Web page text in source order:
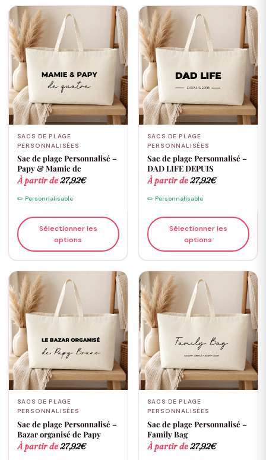
SACS DE PLAGE
PERSONNALISÉES
Sac de plage Personnalisé –
Papy & Mamie de
À partir de27,92€
✏️ Personnalisable
Sélectionner les
options
SACS DE PLAGE
PERSONNALISÉES
Sac de plage Personnalisé –
DAD LIFE DEPUIS
À partir de27,92€
✏️ Personnalisable
Sélectionner les
options
SACS DE PLAGE
PERSONNALISÉES
Sac de plage Personnalisé –
Bazar organisé de Papy
À partir de27,92€
SACS DE PLAGE
PERSONNALISÉES
Sac de plage Personnalisé –
Family Bag
À partir de27,92€